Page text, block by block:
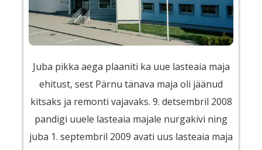
Juba pikka aega plaaniti ka uue lasteaia maja
ehitust, sest Pärnu tänava maja oli jäänud
kitsaks ja remonti vajavaks. 9. detsembril 2008
pandigi uuele lasteaia majale nurgakivi ning
juba 1. septembril 2009 avati uus lasteaia maja